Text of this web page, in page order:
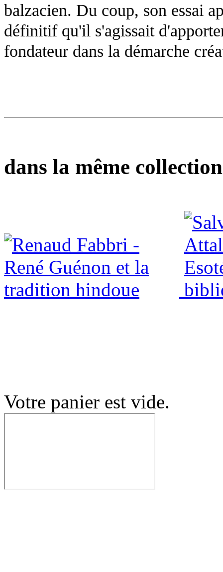
balzacien. Du coup, son essai
définitif qu'il s'agissait
fondateur dans la démarche
dans la même collection
Votre panier est vide.